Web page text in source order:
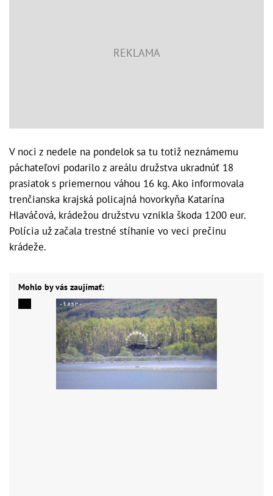
V noci z nedele na pondelok sa tu totiž neznámemu
páchateľovi podarilo z areálu družstva ukradnúť 18
prasiatok s priemernou váhou 16 kg. Ako informovala
trenčianska krajská policajná hovorkyňa Katarína
Hlaváčová, krádežou družstvu vznikla škoda 1200 eur.
Polícia už začala trestné stíhanie vo veci prečinu
krádeže.
Mohlo by vás zaujímať: